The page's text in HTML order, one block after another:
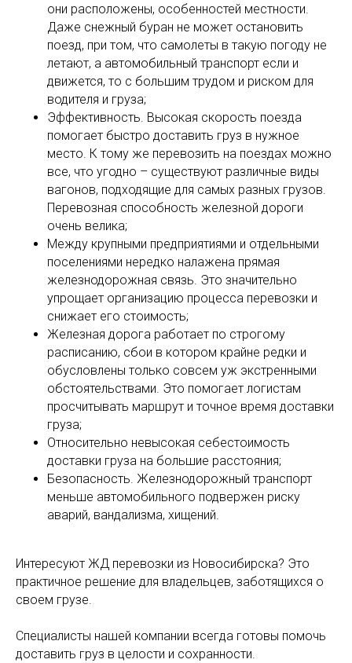
они расположены, особенностей местности.
Даже снежный буран не может остановить
поезд, при том, что самолеты в такую погоду не
летают, а автомобильный транспорт если и
движется, то с большим трудом и риском для
водителя и груза;
Эффективность. Высокая скорость поезда
помогает быстро доставить груз в нужное
место. К тому же перевозить на поездах можно
все, что угодно – существуют различные виды
вагонов, подходящие для самых разных грузов.
Перевозная способность железной дороги
очень велика;
Между крупными предприятиями и отдельными
поселениями нередко налажена прямая
железнодорожная связь. Это значительно
упрощает организацию процесса перевозки и
снижает его стоимость;
Железная дорога работает по строгому
расписанию, сбои в котором крайне редки и
обусловлены только совсем уж экстренными
обстоятельствами. Это помогает логистам
просчитывать маршрут и точное время доставки
груза;
Относительно невысокая себестоимость
доставки груза на большие расстояния;
Безопасность. Железнодорожный транспорт
меньше автомобильного подвержен риску
аварий, вандализма, хищений.
Интересуют ЖД перевозки из Новосибирска? Это
практичное решение для владельцев, заботящихся о
своем грузе.
Специалисты нашей компании всегда готовы помочь
доставить груз в целости и сохранности.